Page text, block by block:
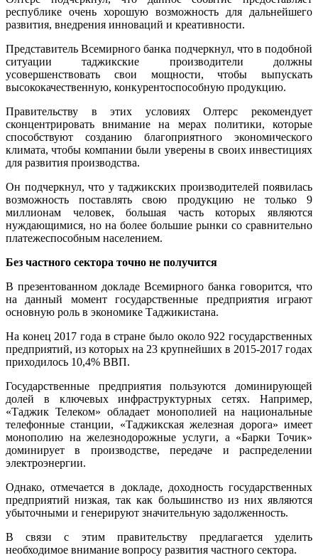
республике очень хорошую возможность для дальнейшего
развития, внедрения инноваций и креативности.
Представитель Всемирного банка подчеркнул, что в подобной
ситуации таджикские производители должны
усовершенствовать свои мощности, чтобы выпускать
высококачественную, конкурентоспособную продукцию.
Правительству в этих условиях Олтерс рекомендует
сконцентрировать внимание на мерах политики, которые
способствуют созданию благоприятного экономического
климата, чтобы компании были уверены в своих инвестициях
для развития производства.
Он подчеркнул, что у таджикских производителей появилась
возможность поставлять свою продукцию не только 9
миллионам человек, большая часть которых являются
нуждающимися, но на более большие рынки со сравнительно
платежеспособным населением.
Без частного сектора точно не получится
В презентованном докладе Всемирного банка говорится, что
на данный момент государственные предприятия играют
основную роль в экономике Таджикистана.
На конец 2017 года в стране было около 922 государственных
предприятий, из которых на 23 крупнейших в 2015-2017 годах
приходилось 10,4% ВВП.
Государственные предприятия пользуются доминирующей
долей в ключевых инфраструктурных сетях. Например,
«Таджик Телеком» обладает монополией на национальные
телефонные станции, «Таджикская железная дорога» имеет
монополию на железнодорожные услуги, а «Барки Точик»
доминирует в производстве, передаче и распределении
электроэнергии.
Однако, отмечается в докладе, доходность государственных
предприятий низкая, так как большинство из них являются
убыточными и генерируют значительную задолженность.
В связи с этим правительству предлагается уделить
необходимое внимание вопросу развития частного сектора.